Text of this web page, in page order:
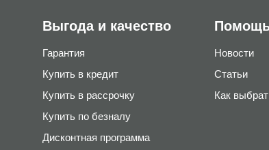
Выгода и качество
Гарантия
Купить в кредит
Купить в рассрочку
Купить по безналу
Дисконтная программа
Новости
Статьи
Как